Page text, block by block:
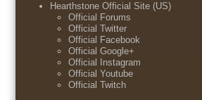
Hearthstone Official Site (US)
Official Forums
Official Twitter
Official Facebook
Official Google+
Official Instagram
Official Youtube
Official Twitch